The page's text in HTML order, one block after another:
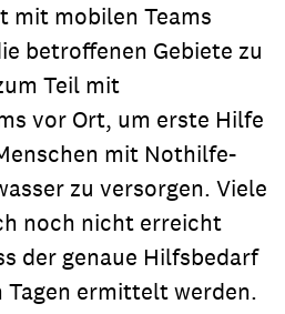
mit mobilen Teams
betroffenen Gebiete zu
Teil mit
vor Ort, um erste Hilfe
mit Nothilfe-
zu versorgen. Viele
noch nicht erreicht
der genaue Hilfsbedarf
Tagen ermittelt werden.